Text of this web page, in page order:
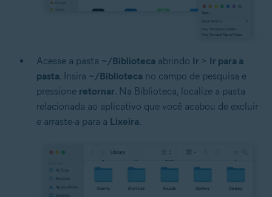
Acesse a pasta ~/Biblioteca abrindo Ir > Ir para a
pasta. Insira ~/Biblioteca no campo de pesquisa e
pressione retornar. Na Biblioteca, localize a pasta
relacionada ao aplicativo que você acabou de excluir
e arraste-a para a Lixeira.